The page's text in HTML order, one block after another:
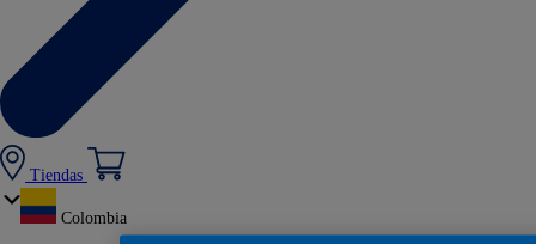
Tiendas
Colombia